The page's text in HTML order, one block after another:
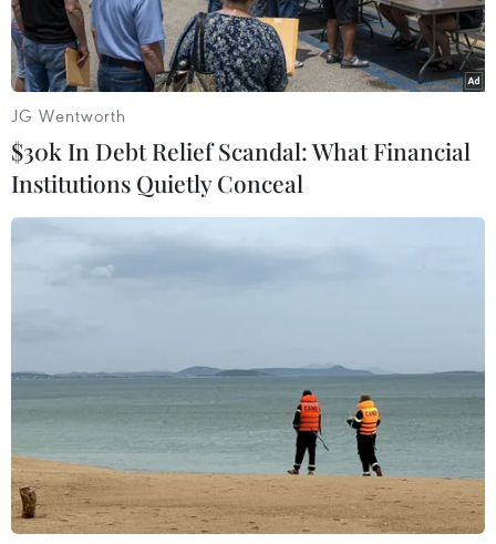
Theo Đặc phái viên TTXVN, sau khi dự và phát
biểu khai mạc tại Diễn đàn Doanh nghiệp Việt
Nam-Hà Lan chiều 10/7, Thủ tướng Chính phủ
Nguyễn Xuân Phúc đã tiếp Lãnh đạo một số tập
đoàn lớn của Hà Lan như Damen, Puma Energy.
JG Wentworth
$30k In Debt Relief Scandal: What Financial
Institutions Quietly Conceal